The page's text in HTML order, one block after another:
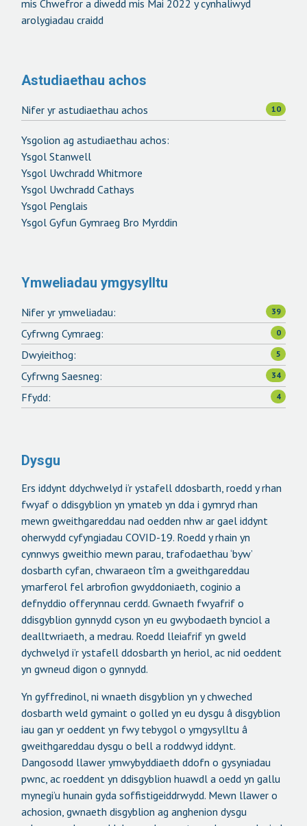
mis Chwefror a diwedd mis Mai 2022 y cynhaliwyd
arolygiadau craidd
Astudiaethau achos
Nifer yr astudiaethau achos 10
Ysgolion ag astudiaethau achos:
Ysgol Stanwell
Ysgol Uwchradd Whitmore
Ysgol Uwchradd Cathays
Ysgol Penglais
Ysgol Gyfun Gymraeg Bro Myrddin
Ymweliadau ymgysylltu
Nifer yr ymweliadau: 39
Cyfrwng Cymraeg: 0
Dwyieithog: 5
Cyfrwng Saesneg: 34
Ffydd: 4
Dysgu
Ers iddynt ddychwelyd i’r ystafell ddosbarth, roedd y rhan
fwyaf o ddisgyblion yn ymateb yn dda i gymryd rhan
mewn gweithgareddau nad oedden nhw ar gael iddynt
oherwydd cyfyngiadau COVID-19. Roedd y rhain yn
cynnwys gweithio mewn parau, trafodaethau ‘byw’
dosbarth cyfan, chwaraeon tîm a gweithgareddau
ymarferol fel arbrofion gwyddoniaeth, coginio a
defnyddio offerynnau cerdd. Gwnaeth fwyafrif o
ddisgyblion gynnydd cyson yn eu gwybodaeth bynciol a
dealltwriaeth, a medrau. Roedd lleiafrif yn gweld
dychwelyd i’r ystafell ddosbarth yn heriol, ac nid oeddent
yn gwneud digon o gynnydd.
Yn gyffredinol, ni wnaeth disgyblion yn y chweched
dosbarth weld gymaint o golled yn eu dysgu â disgyblion
iau gan yr oeddent yn fwy tebygol o ymgysylltu â
gweithgareddau dysgu o bell a roddwyd iddynt.
Dangosodd llawer ymwybyddiaeth ddofn o gysyniadau
pwnc, ac roeddent yn ddisgyblion huawdl a oedd yn gallu
mynegi’u hunain gyda soffistigeiddrwydd. Mewn llawer o
achosion, gwnaeth disgyblion ag anghenion dysgu